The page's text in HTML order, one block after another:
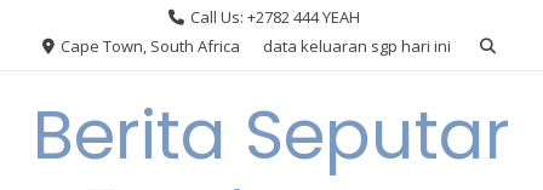
Call Us: +2782 444 YEAH
Cape Town, South Africa
data keluaran sgp hari ini
Berita Seputar